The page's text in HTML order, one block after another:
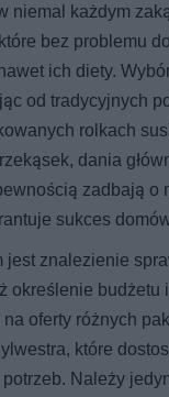
niemal każdym
bez problemu
ich diety.
od tradycyjnych
rolkach
dania
zadbają o
sukces
jest znalezienie
określenie budżetu
oferty różnych
które
Należy